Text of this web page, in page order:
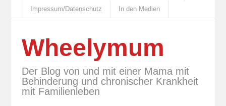
Impressum/Datenschutz In den Medien
Wheelymum
Der Blog von und mit einer Mama mit
Behinderung und chronischer Krankheit
mit Familienleben